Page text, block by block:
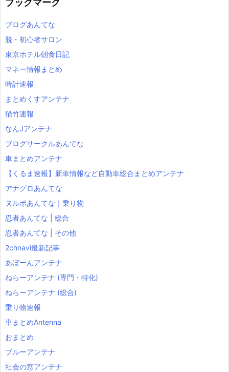
ブックマーク
ブログあんてな
脱・初心者サロン
東京ホテル朝食日記
マネー情報まとめ
時計速報
まとめくすアンテナ
猫竹速報
なんJアンテナ
ブログサークルあんてな
車まとめアンテナ
【くるま速報】新車情報など自動車総合まとめアンテナ
アナグロあんてな
ヌルポあんてな｜乗り物
忍者あんてな | 総合
忍者あんてな | その他
2chnavi最新記事
あぼーんアンテナ
ねらーアンテナ (専門・特化)
ねらーアンテナ (総合)
乗り物速報
車まとめAntenna
おまとめ
ブルーアンテナ
社会の窓アンテナ